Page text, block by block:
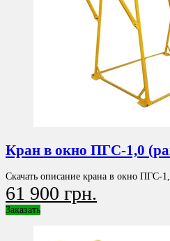
Кран в окно ПГС-1,0
Скачать описание крана в окно ПГС-
61 900 грн.
Заказать